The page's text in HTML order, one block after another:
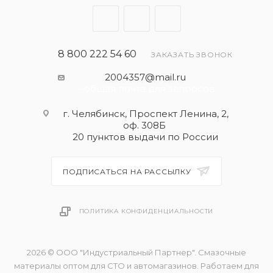
особенно для двигателей нового поколения,
двигателей.
Применять согласно рекомендациям
производителя автомобиля. Максимальная
несмешанном состоянии!
8 800 222 54 60 ЗАКАЗАТЬ ЗВОНОК
2004357@mail.ru
г. Челябинск, Проспект Ленина, 2,
оф. 308Б
20 пунктов выдачи по России
ПОДПИСАТЬСЯ НА РАССЫЛКУ
ПОЛИТИКА КОНФИДЕНЦИАЛЬНОСТИ
2026 © ООО "Индустриальный Партнер". Смазочные
материалы оптом для СТО и автомагазинов. Работаем для